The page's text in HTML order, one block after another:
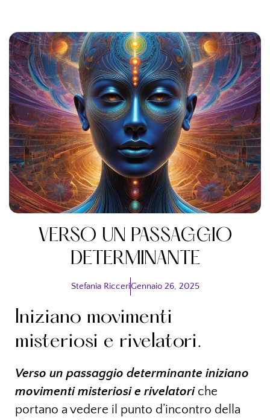
VERSO UN PASSAGGIO
DETERMINANTE
Stefania RicceriGennaio 26, 2025
Iniziano movimenti
misteriosi e rivelatori.
Verso un passaggio determinante iniziano
movimenti misteriosi e rivelatori che
portano a vedere il punto d’incontro della